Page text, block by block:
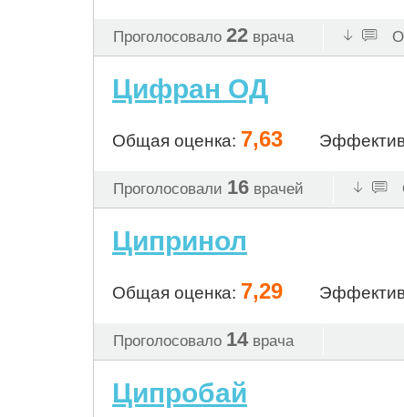
Проголосовало 22 врача
Цифран ОД
Общая оценка: 7,63
Проголосовали 16 врачей
Ципринол
Общая оценка: 7,29
Проголосовало 14 врача
Ципробай